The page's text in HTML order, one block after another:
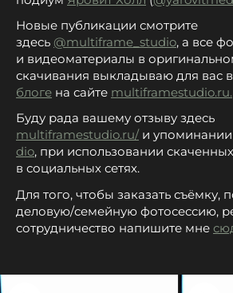
Новые публикации смотрите
здесь @multiframe_studio, а все
и видеоматериалы в
скачивания выкладываю для вас
блоге на сайте multiframestudio.ru.
Буду рада вашему отзыву здесь
multiframestudio.ru/ и упоминании
dio, при использовании
в социальных сетях.
Для того, чтобы заказать съёмку,
деловую/семейную фотосессию,
сотрудничество напишите мне